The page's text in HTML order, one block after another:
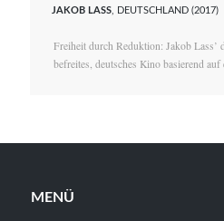
JAKOB LASS, DEUTSCHLAND (2017)
Freiheit durch Reduktion: Jakob Lass’
befreites, deutsches Kino basierend auf
MENÜ